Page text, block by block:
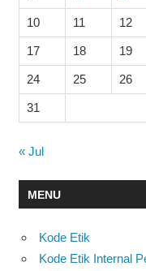
10 11 12
17 18 19
24 25 26
31
« Jul
MENU
Kode Etik
Kode Etik Internal